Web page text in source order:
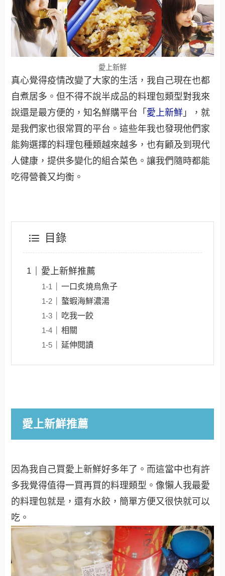
愛上新鮮
真心覺得疫情改變了大家的生活，我自己現在也都
自煮居多。但不得不說半成品的料理包類型對我來
說還是最方便的，知名鮮購平台「 愛上新鮮 」，就
是我們家也很常買的平台。這些年我也發現他們家
能夠選擇的料理包種類越來越多，也有顧及到現代
人健康，提供多變化的組合菜色。讓我們隨時都能
吃得營養又均衡。
目錄
愛上新鮮推薦
一口炙燒烏魚子
螯蝦海鮮濃湯
吃我一餃
相關
延伸閱讀
愛上新鮮推薦
因為我自己買愛上新鮮好多年了。而這當中也有許
多我覺得值得一買再買的料理類型。像懶人我最愛
的料理包就是，還有水餃，簡單方便又很快就可以
吃。